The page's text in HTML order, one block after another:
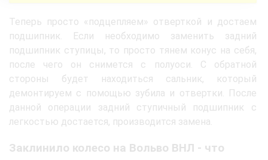
Теперь просто «подцепляем» отверткой и достаем
подшипник. Если необходимо заменить задний
подшипник ступицы, то просто тянем конус на себя,
после чего он снимется с полуоси. С обратной
стороны будет находиться сальник, который
демонтируем с помощью зубила и отвертки. После
данной операции задний ступичный подшипник с
легкостью достается, производится замена.
Заклинило колесо на Вольво ВНЛ - что